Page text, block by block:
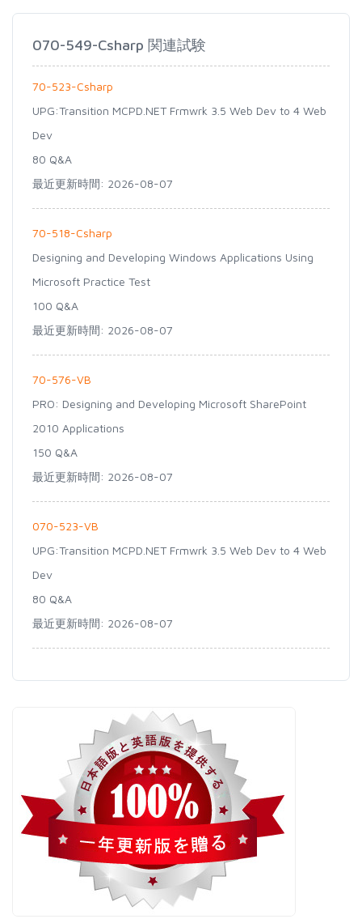
070-549-Csharp 関連試験
70-523-Csharp
UPG:Transition MCPD.NET Frmwrk 3.5 Web Dev to 4 Web
Dev
80 Q&A
最近更新時間: 2026-08-07
70-518-Csharp
Designing and Developing Windows Applications Using
Microsoft Practice Test
100 Q&A
最近更新時間: 2026-08-07
70-576-VB
PRO: Designing and Developing Microsoft SharePoint
2010 Applications
150 Q&A
最近更新時間: 2026-08-07
070-523-VB
UPG:Transition MCPD.NET Frmwrk 3.5 Web Dev to 4 Web
Dev
80 Q&A
最近更新時間: 2026-08-07